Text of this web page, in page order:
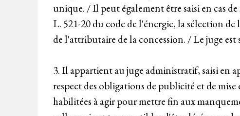
unique. / Il peut également être saisi en cas
L. 521-20 du code de l'énergie, la sélection
de l'attributaire de la concession. / Le juge
3. Il appartient au juge administratif, saisi en
respect des obligations de publicité et de
habilitées à agir pour mettre fin aux